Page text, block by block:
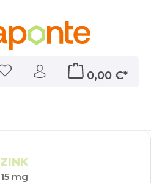
0,00 €*
ZINK
15 mg